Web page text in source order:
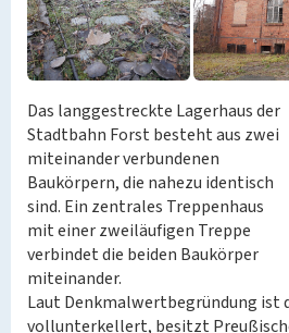
Das langgestreckte Lagerhaus der
Stadtbahn Forst besteht aus zwei
miteinander verbundenen
Baukörpern, die nahezu identisch
sind. Ein zentrales Treppenhaus
mit einer zweiläufigen Treppe
verbindet die beiden Baukörper
miteinander.
Laut Denkmalwertbegründung ist
vollunterkellert, besitzt